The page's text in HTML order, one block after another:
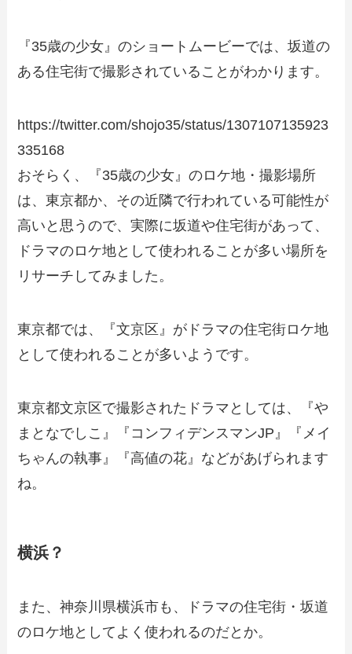
『35歳の少女』のショートムービーでは、坂道の
ある住宅街で撮影されていることがわかります。
https://twitter.com/shojo35/status/1307107135923
335168
おそらく、『35歳の少女』のロケ地・撮影場所
は、東京都か、その近隣で行われている可能性が
高いと思うので、実際に坂道や住宅街があって、
ドラマのロケ地として使われることが多い場所を
リサーチしてみました。
東京都では、『文京区』がドラマの住宅街ロケ地
として使われることが多いようです。
東京都文京区で撮影されたドラマとしては、『や
まとなでしこ』『コンフィデンスマンJP』『メイ
ちゃんの執事』『高値の花』などがあげられます
ね。
横浜？
また、神奈川県横浜市も、ドラマの住宅街・坂道
のロケ地としてよく使われるのだとか。